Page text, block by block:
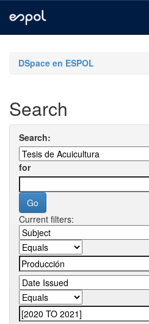
navigationDSpace en ESPOL
Search
Search:
for
Current filters: